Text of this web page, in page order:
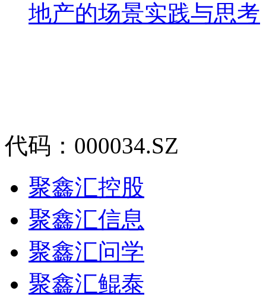
地产的场景实践与思考
代码：000034.SZ
聚鑫汇控股
聚鑫汇信息
聚鑫汇问学
聚鑫汇鲲泰